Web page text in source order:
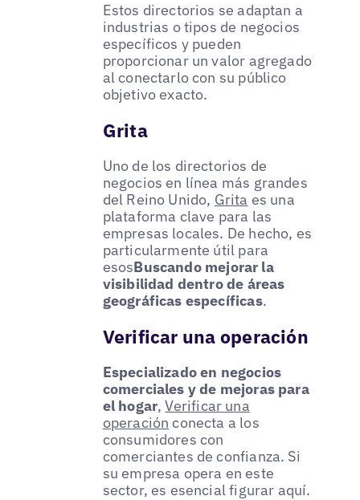
Estos directorios se adaptan a
industrias o tipos de negocios
específicos y pueden
proporcionar un valor agregado
al conectarlo con su público
objetivo exacto.
Grita
Uno de los directorios de
negocios en línea más grandes
del Reino Unido, Grita es una
plataforma clave para las
empresas locales. De hecho, es
particularmente útil para
esosBuscando mejorar la
visibilidad dentro de áreas
geográficas específicas.
Verificar una operación
Especializado en negocios
comerciales y de mejoras para
el hogar,Verificar una
operación conecta a los
consumidores con
comerciantes de confianza. Si
su empresa opera en este
sector, es esencial figurar aquí.